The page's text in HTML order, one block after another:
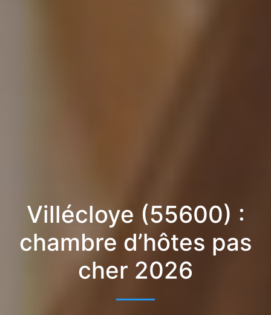
Villécloye (55600) :
chambre d’hôtes pas
cher 2026